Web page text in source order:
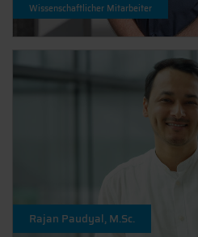
Wissenschaftlicher Mitarbeiter
Rajan Paudyal, M.Sc.